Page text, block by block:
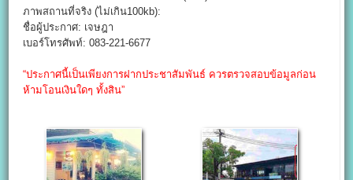
ภาพสถานที่จริง (ไม่เกิน100kb):
ชื่อผู้ประกาศ: เจษฎา
เบอร์โทรศัพท์: 083-221-6677
“ประกาศนี้เป็นเพียงการฝากประชาสัมพันธ์ ควรตรวจสอบข้อมูลก่อน
ห้ามโอนเงินใดๆ ทั้งสิน”